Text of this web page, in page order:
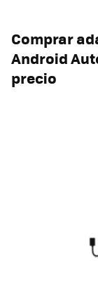
Comprar
Android
precio